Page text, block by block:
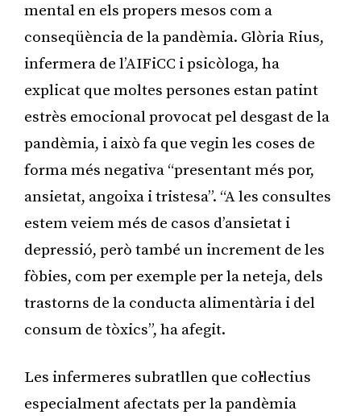
mental en els propers mesos com a
conseqüència de la pandèmia. Glòria Rius,
infermera de l’AIFiCC i psicòloga, ha
explicat que moltes persones estan patint
estrès emocional provocat pel desgast de la
pandèmia, i això fa que vegin les coses de
forma més negativa “presentant més por,
ansietat, angoixa i tristesa”. “A les consultes
estem veiem més de casos d’ansietat i
depressió, però també un increment de les
fòbies, com per exemple per la neteja, dels
trastorns de la conducta alimentària i del
consum de tòxics”, ha afegit.
Les infermeres subratllen que col·lectius
especialment afectats per la pandèmia